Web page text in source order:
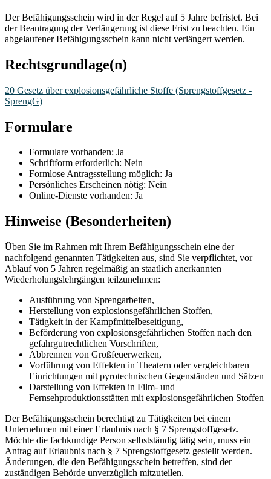
Der Befähigungsschein wird in der Regel auf 5 Jahre befristet. Bei
der Beantragung der Verlängerung ist diese Frist zu beachten. Ein
abgelaufener Befähigungsschein kann nicht verlängert werden.
Rechtsgrundlage(n)
20 Gesetz über explosionsgefährliche Stoffe (Sprengstoffgesetz -
SprengG)
Formulare
Formulare vorhanden: Ja
Schriftform erforderlich: Nein
Formlose Antragsstellung möglich: Ja
Persönliches Erscheinen nötig: Nein
Online-Dienste vorhanden: Ja
Hinweise (Besonderheiten)
Üben Sie im Rahmen mit Ihrem Befähigungsschein eine der
nachfolgend genannten Tätigkeiten aus, sind Sie verpflichtet, vor
Ablauf von 5 Jahren regelmäßig an staatlich anerkannten
Wiederholungslehrgängen teilzunehmen:
Ausführung von Sprengarbeiten,
Herstellung von explosionsgefährlichen Stoffen,
Tätigkeit in der Kampfmittelbeseitigung,
Beförderung von explosionsgefährlichen Stoffen nach den
gefahrgutrechtlichen Vorschriften,
Abbrennen von Großfeuerwerken,
Vorführung von Effekten in Theatern oder vergleichbaren
Einrichtungen mit pyrotechnischen Gegenständen und Sätzen
Darstellung von Effekten in Film- und
Fernsehproduktionsstätten mit explosionsgefährlichen Stoffen
Der Befähigungsschein berechtigt zu Tätigkeiten bei einem
Unternehmen mit einer Erlaubnis nach § 7 Sprengstoffgesetz.
Möchte die fachkundige Person selbstständig tätig sein, muss ein
Antrag auf Erlaubnis nach § 7 Sprengstoffgesetz gestellt werden.
Änderungen, die den Befähigungsschein betreffen, sind der
zuständigen Behörde unverzüglich mitzuteilen.